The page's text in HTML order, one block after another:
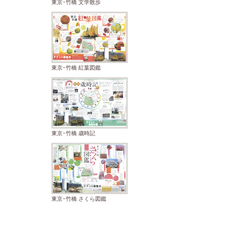
東京･竹橋 文学散歩
東京･竹橋 紅葉図鑑
東京･竹橋 歳時記
東京･竹橋 さくら図鑑